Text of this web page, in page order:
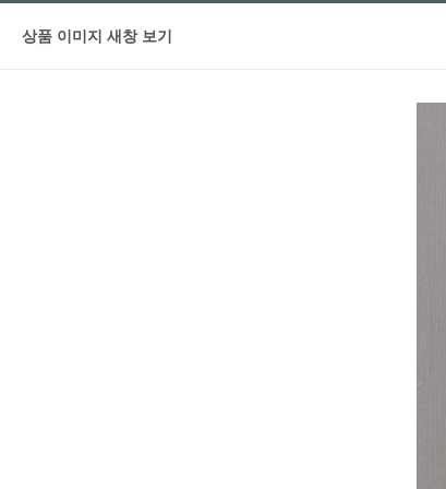
상품 이미지 새창 보기